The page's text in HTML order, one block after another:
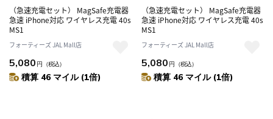
（急速充電セット） MagSafe充電器
急速 iPhone対応 ワイヤレス充電 40s
MS1
フォーティーズ JAL Mall店
5,080 円 （税込）
積算 46 マイル (1倍)
（急速充電セット） MagSafe充電器
急速 iPhone対応 ワイヤレス充電 40s
MS1
フォーティーズ JAL Mall店
5,080 円 （税込）
積算 46 マイル (1倍)